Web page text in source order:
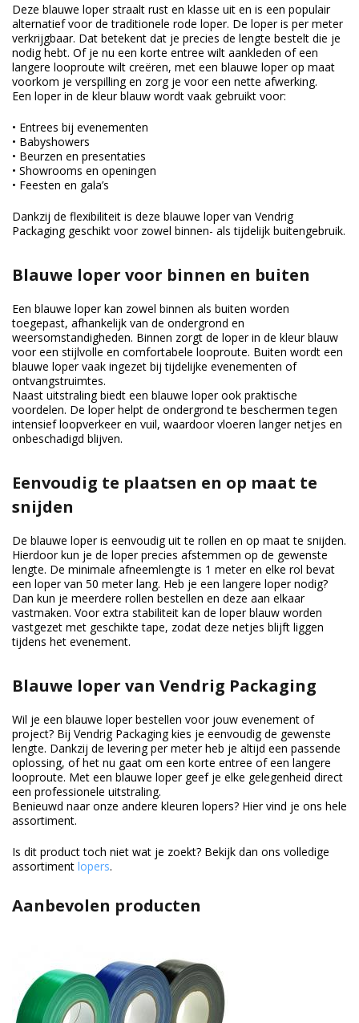
Deze blauwe loper straalt rust en klasse uit en is een populair
alternatief voor de traditionele rode loper. De loper is per meter
verkrijgbaar. Dat betekent dat je precies de lengte bestelt die je
nodig hebt. Of je nu een korte entree wilt aankleden of een
langere looproute wilt creëren, met een blauwe loper op maat
voorkom je verspilling en zorg je voor een nette afwerking.
Een loper in de kleur blauw wordt vaak gebruikt voor:
• Entrees bij evenementen
• Babyshowers
• Beurzen en presentaties
• Showrooms en openingen
• Feesten en gala’s
Dankzij de flexibiliteit is deze blauwe loper van Vendrig
Packaging geschikt voor zowel binnen- als tijdelijk buitengebruik.
Blauwe loper voor binnen en buiten
Een blauwe loper kan zowel binnen als buiten worden
toegepast, afhankelijk van de ondergrond en
weersomstandigheden. Binnen zorgt de loper in de kleur blauw
voor een stijlvolle en comfortabele looproute. Buiten wordt een
blauwe loper vaak ingezet bij tijdelijke evenementen of
ontvangstruimtes.
Naast uitstraling biedt een blauwe loper ook praktische
voordelen. De loper helpt de ondergrond te beschermen tegen
intensief loopverkeer en vuil, waardoor vloeren langer netjes en
onbeschadigd blijven.
Eenvoudig te plaatsen en op maat te
snijden
De blauwe loper is eenvoudig uit te rollen en op maat te snijden.
Hierdoor kun je de loper precies afstemmen op de gewenste
lengte. De minimale afneemlengte is 1 meter en elke rol bevat
een loper van 50 meter lang. Heb je een langere loper nodig?
Dan kun je meerdere rollen bestellen en deze aan elkaar
vastmaken. Voor extra stabiliteit kan de loper blauw worden
vastgezet met geschikte tape, zodat deze netjes blijft liggen
tijdens het evenement.
Blauwe loper van Vendrig Packaging
Wil je een blauwe loper bestellen voor jouw evenement of
project? Bij Vendrig Packaging kies je eenvoudig de gewenste
lengte. Dankzij de levering per meter heb je altijd een passende
oplossing, of het nu gaat om een korte entree of een langere
looproute. Met een blauwe loper geef je elke gelegenheid direct
een professionele uitstraling.
Benieuwd naar onze andere kleuren lopers? Hier vind je ons hele
assortiment.
Is dit product toch niet wat je zoekt? Bekijk dan ons volledige
assortiment lopers.
Aanbevolen producten